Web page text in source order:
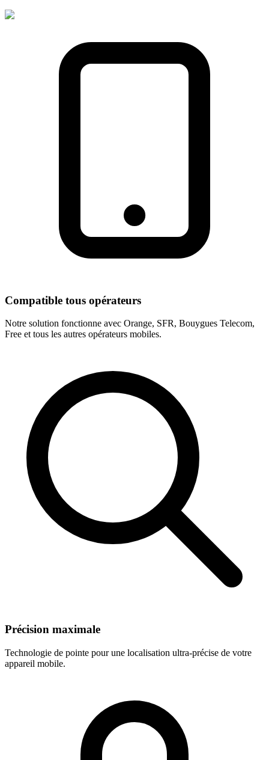
Compatible tous opérateurs
Notre solution fonctionne avec Orange, SFR, Bouygues Telecom,
Free et tous les autres opérateurs mobiles.
Précision maximale
Technologie de pointe pour une localisation ultra-précise de votre
appareil mobile.